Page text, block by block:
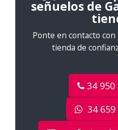
señuelos de
Ponte en contacto
tienda de
34 950
34 659